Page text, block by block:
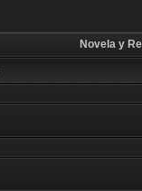
Novela y